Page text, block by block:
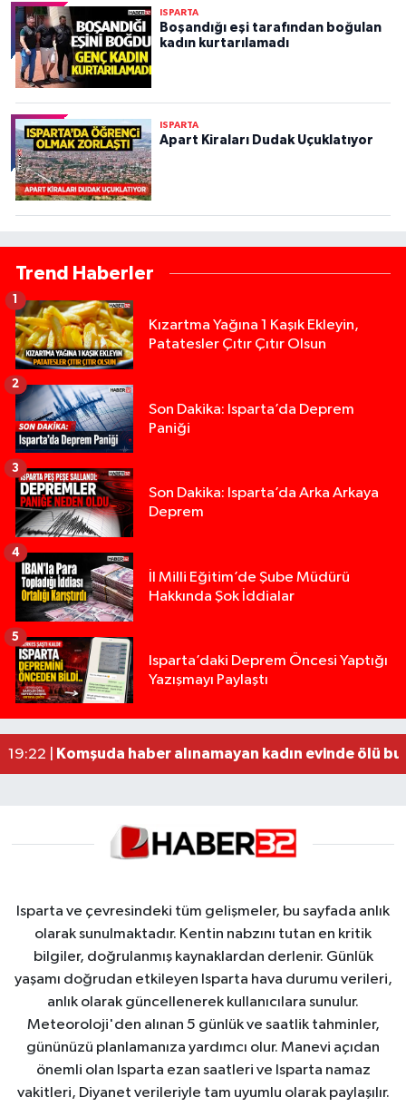
ISPARTA
Boşandığı eşi tarafından boğulan
kadın kurtarılamadı
ISPARTA
Apart Kiraları Dudak Uçuklatıyor
Trend Haberler
Kızartma Yağına 1 Kaşık Ekleyin,
Patatesler Çıtır Çıtır Olsun
1
Son Dakika: Isparta’da Deprem
Paniği
2
Son Dakika: Isparta’da Arka Arkaya
Deprem
3
İl Milli Eğitim’de Şube Müdürü
Hakkında Şok İddialar
4
Isparta’daki Deprem Öncesi Yaptığı
Yazışmayı Paylaştı
5
13:00 |Yığılca'da kardeşler arasındaki silahlı kavgada
12:48 |Tur teknesi çalışanlarının birbirine girdiği kavga
02:26 |MOTOSİKLETLE ÇARPIŞAN OTOMOBİL GÜL
19:22 |
Komşuda haber alınamayan kadın evinde ölü
Isparta ve çevresindeki tüm gelişmeler, bu sayfada anlık
olarak sunulmaktadır. Kentin nabzını tutan en kritik
bilgiler, doğrulanmış kaynaklardan derlenir. Günlük
yaşamı doğrudan etkileyen Isparta hava durumu verileri,
anlık olarak güncellenerek kullanıcılara sunulur.
Meteoroloji'den alınan 5 günlük ve saatlik tahminler,
gününüzü planlamanıza yardımcı olur. Manevi açıdan
önemli olan Isparta ezan saatleri ve Isparta namaz
vakitleri, Diyanet verileriyle tam uyumlu olarak paylaşılır.